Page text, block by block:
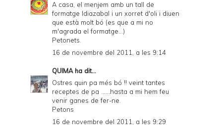
A casa, el menjem amb un tall de
formatge Idiazabal i un xorret d'oli i diuen
que està molt bó (es que a mi no
m'agrada el formatge...)
Petonets.
16 de novembre del 2011, a les 9:14
QUIMAha dit...
Ostres quin pa més bó !! veint tantes
receptes de pa ......hasta a mi hem feu
venir ganes de fer-ne.
Petons
16 de novembre del 2011, a les 9:29